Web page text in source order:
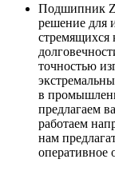
Подшипник
решение для
стремящихся
точностью
в
предлагаем
работаем
нам
оперативное